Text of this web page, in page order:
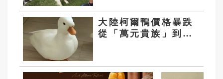
大陸柯爾鴨價格暴跌
從「萬元貴族」到